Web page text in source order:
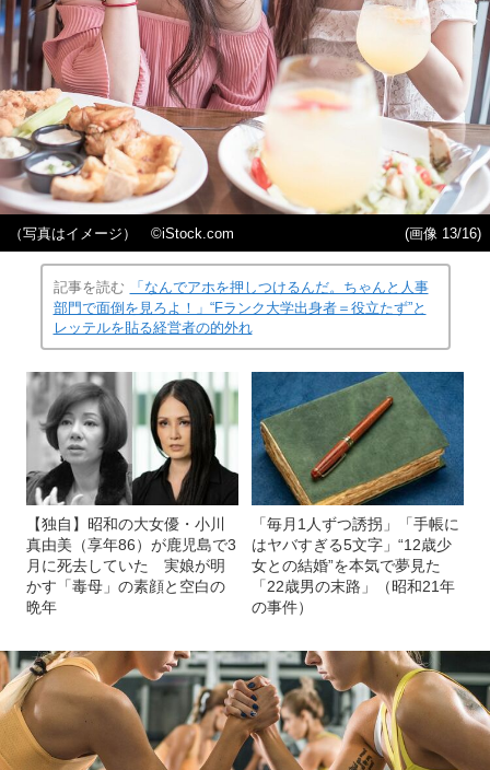
（写真はイメージ） ©️iStock.com (画像 13/16)
記事を読む
「なんでアホを押しつけるんだ。ちゃんと人事
部門で面倒を見ろよ！」“Fランク大学出身者＝役立たず”と
レッテルを貼る経営者の的外れ
【独自】昭和の大女優・小川
真由美（享年86）が鹿児島で3
月に死去していた 実娘が明
かす「毒母」の素顔と空白の
晩年
「毎月1人ずつ誘拐」「手帳に
はヤバすぎる5文字」“12歳少
女との結婚”を本気で夢見た
「22歳男の末路」（昭和21年
の事件）